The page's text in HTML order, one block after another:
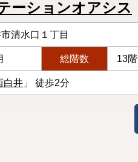
ーションオアシス
清水口１丁目
総階数 13階
白井 」 徒歩2分